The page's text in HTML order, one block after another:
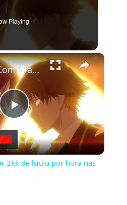
Playing
×
Play
Video
RubinOT: Como farmar 2kk de lucro por hora nas Spikes -8
2kk de lucro por hora nas